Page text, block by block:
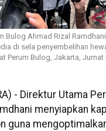
Bulog Ahmad Rizal
di sela penyembelihan
Perum Bulog, Jakarta,
- Direktur Utama
menyiapkan
guna